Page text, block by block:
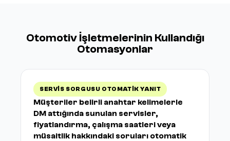
Otomotiv İşletmelerinin Kullandığı
Otomasyonlar
SERVIS SORGUSU OTOMATIK YANIT
Müşteriler belirli anahtar kelimelerle
DM attığında sunulan servisler,
fiyatlandırma, çalışma saatleri veya
müsaitlik hakkındaki soruları otomatik